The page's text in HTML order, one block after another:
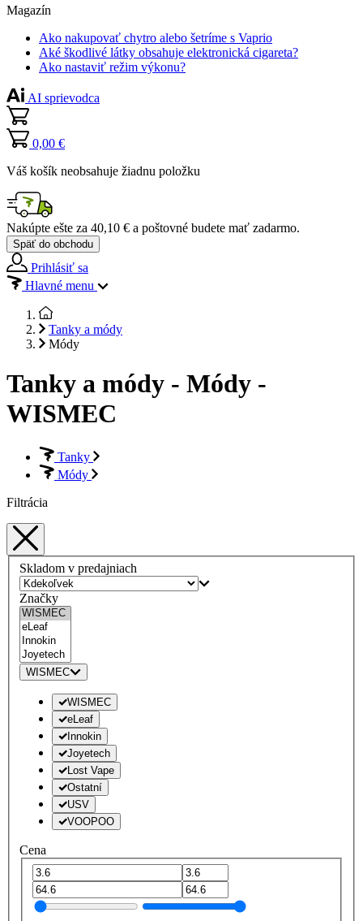
Magazín
Ako nakupovať chytro alebo šetríme s Vaprio
Aké škodlivé látky obsahuje elektronická cigareta?
Ako nastaviť režim výkonu?
AI sprievodca
0,00 €
Váš košík neobsahuje žiadnu položku
Nakúpte ešte za 40,10 € a poštovné budete mať zadarmo.
Späť do obchodu
Prihlásiť sa
Hlavné menu
Tanky a módy
Módy
Tanky a módy - Módy -
WISMEC
Tanky
Módy
Filtrácia
Skladom v predajniach
Značky
WISMEC
WISMEC
eLeaf
Innokin
Joyetech
Lost Vape
Ostatní
USV
VOOPOO
Cena